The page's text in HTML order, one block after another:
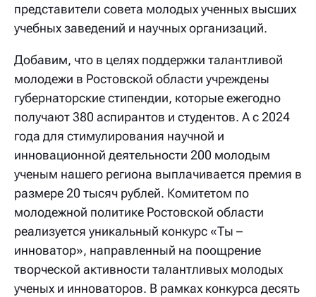
представители совета молодых ученных высших
учебных заведений и научных организаций.
Добавим, что в целях поддержки талантливой
молодежи в Ростовской области учреждены
губернаторские стипендии, которые ежегодно
получают 380 аспирантов и студентов. А с 2024
года для стимулирования научной и
инновационной деятельности 200 молодым
ученым нашего региона выплачивается премия в
размере 20 тысяч рублей. Комитетом по
молодежной политике Ростовской области
реализуется уникальный конкурс «Ты –
инноватор», направленный на поощрение
творческой активности талантливых молодых
ученых и инноваторов. В рамках конкурса десять